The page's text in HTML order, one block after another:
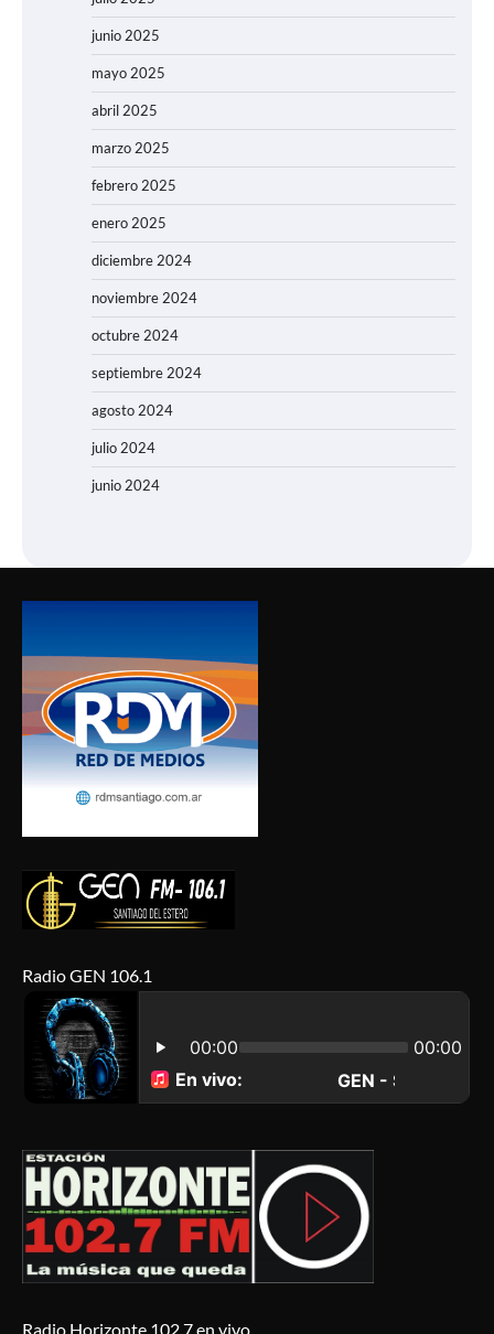
junio 2025
mayo 2025
abril 2025
marzo 2025
febrero 2025
enero 2025
diciembre 2024
noviembre 2024
octubre 2024
septiembre 2024
agosto 2024
julio 2024
junio 2024
Radio GEN 106.1
Radio Horizonte 102.7 en vivo